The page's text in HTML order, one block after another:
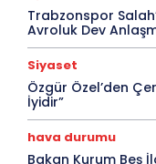
Trabzonspor
Avroluk Dev
Siyaset
Özgür Özel’den
İyidir”
hava durumu
Bakan Kurum Beş